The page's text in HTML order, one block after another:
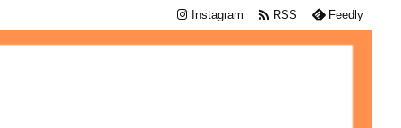
Instagram  RSS Feedly